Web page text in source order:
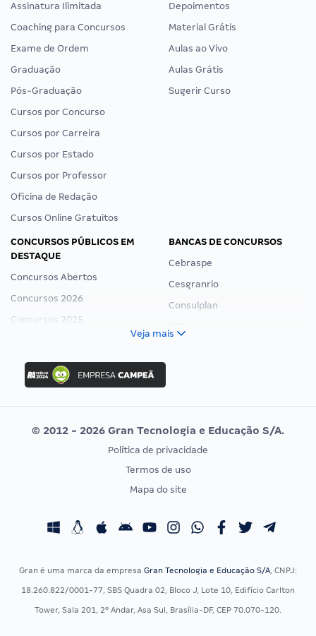
Assinatura Ilimitada
Coaching para Concursos
Exame de Ordem
Graduação
Pós-Graduação
Cursos por Concurso
Cursos por Carreira
Cursos por Estado
Cursos por Professor
Oficina de Redação
Cursos Online Gratuitos
Depoimentos
Material Grátis
Aulas ao Vivo
Aulas Grátis
Sugerir Curso
CONCURSOS PÚBLICOS EM
DESTAQUE
Concursos Abertos
Concursos 2026
Concursos 2025
Concurso Ibama
Concurso MPU
Editais publicados
BANCAS DE CONCURSOS
Cebraspe
Cesgranrio
Consulplan
Vunesp
CONCURSOS POR PROFISSÃO
Concursos Fiscais
Concursos Saúde
EXAME DE ORDEM
Calendário OAB
Veja mais
© 2012 - 2026 Gran Tecnologia e Educação S/A.
Política de privacidade
Termos de uso
Mapa do site
Gran é uma marca da empresa Gran Tecnologia e Educação S/A, CNPJ:
18.260.822/0001-77, SBS Quadra 02, Bloco J, Lote 10, Edifício Carlton
Tower, Sala 201, 2º Andar, Asa Sul, Brasília-DF, CEP 70.070-120.